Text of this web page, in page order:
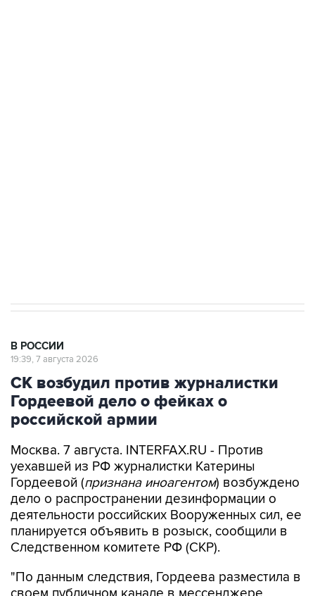
В РОССИИ
19:39, 7 августа 2026
СК возбудил против журналистки
Гордеевой дело о фейках о
российской армии
Москва. 7 августа. INTERFAX.RU - Против
уехавшей из РФ журналистки Катерины
Гордеевой (признана иноагентом) возбуждено
дело о распространении дезинформации о
деятельности российских Вооруженных сил, ее
планируется объявить в розыск, сообщили в
Следственном комитете РФ (СКР).
"По данным следствия, Гордеева разместила в